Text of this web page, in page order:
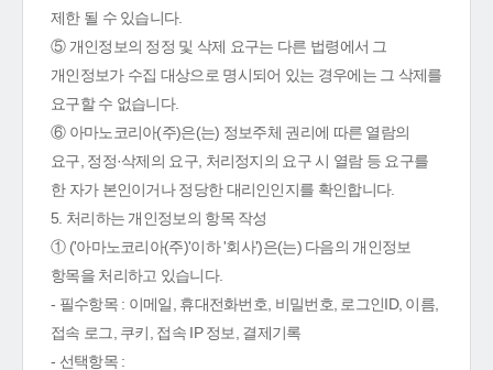
제한 될 수 있습니다.
⑤ 개인정보의 정정 및 삭제 요구는 다른 법령에서 그
개인정보가 수집 대상으로 명시되어 있는 경우에는 그 삭제를
요구할 수 없습니다.
⑥ 아마노코리아(주)은(는) 정보주체 권리에 따른 열람의
요구, 정정·삭제의 요구, 처리정지의 요구 시 열람 등 요구를
한 자가 본인이거나 정당한 대리인인지를 확인합니다.
5. 처리하는 개인정보의 항목 작성
① ('아마노코리아(주)'이하 '회사')은(는) 다음의 개인정보
항목을 처리하고 있습니다.
- 필수항목 : 이메일, 휴대전화번호, 비밀번호, 로그인ID, 이름,
접속 로그, 쿠키, 접속 IP 정보, 결제기록
- 선택항목 :